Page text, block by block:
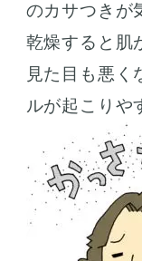
のカサつきが
乾燥すると肌
見た目も悪く
ルが起こりや